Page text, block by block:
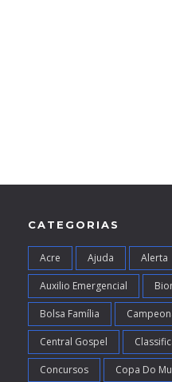
CATEGORIAS
Acre Ajuda Alerta
Auxilio Emergencial
Bolsa Família
Central Gospel
Concursos Copa Do